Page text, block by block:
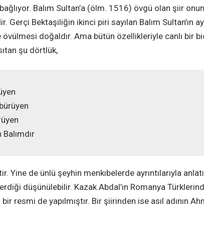
Balım Sultan’a (ölm. 1516) övgü olan şiir
Gerçi Bektaşiliğin ikinci piri sayılan Balım Sultan’ın
doğaldır. Ama bütün özellikleriyle canlı bir
şu dörtlük,
de ünlü şeyhin menkıbelerde ayrıntılarıyla
düşünülebilir. Kazak Abdal’ın Romanya
resmi de yapılmıştır. Bir şiirinden ise asıl adının